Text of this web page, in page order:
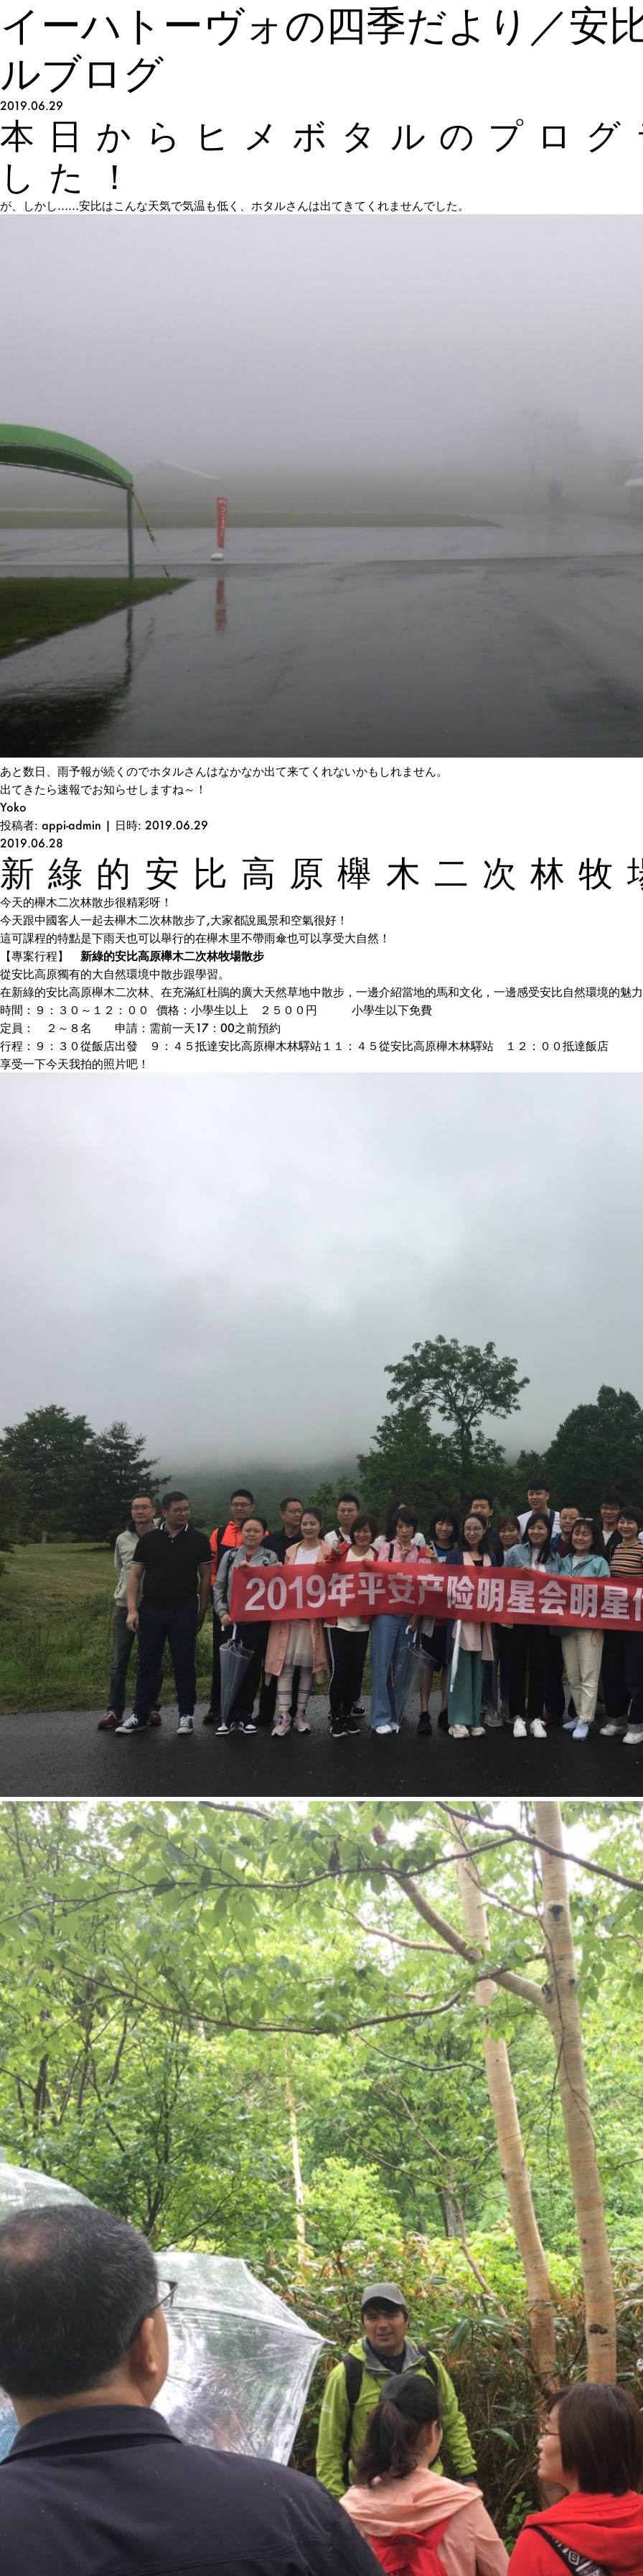
イーハトーヴォの四季だより／安
ルブログ
2019.06.29
本日からヒメボタルのプロ
した！
が、しかし……安比はこんな天気で気温も低く、ホタルさんは出てきてくれませんでした。
あと数日、雨予報が続くのでホタルさんはなかなか出て来てくれないかもしれません。
出てきたら速報でお知らせしますね～！
Yoko
投稿者: appi-admin | 日時: 2019.06.29
2019.06.28
新綠的安比高原櫸木二次林牧
今天的櫸木二次林散步很精彩呀！
今天跟中國客人一起去櫸木二次林散步了,大家都說風景和空氣很好！
這可課程的特點是下雨天也可以舉行的在櫸木里不帶雨傘也可以享受大自然！
【專案行程】 新綠的安比高原櫸木二次林牧場散步
從安比高原獨有的大自然環境中散步跟學習。
在新綠的安比高原櫸木二次林、在充滿紅杜鵑的廣大天然草地中散步，一邊介紹當地的馬和文化，一邊感受安比自然環境的魅
時間：９：３０～１２：００ 價格：小學生以上 ２５００円 小學生以下免費
定員： ２～８名 申請：需前一天17：00之前預約
行程：９：３０從飯店出發 ９：４５抵達安比高原櫸木林驛站１１：４５從安比高原櫸木林驛站 １２：００抵達飯店
享受一下今天我拍的照片吧！